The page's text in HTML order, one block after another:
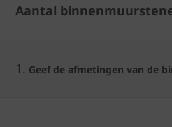
Aantal
1. Geef de afmetingen van de